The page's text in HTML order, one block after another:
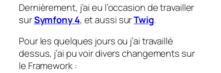
Dernièrement, j’ai eu l’occasion de travailler
surSymfony 4, et aussi surTwig.
Pour les quelques jours ou j’ai travaillé
dessus, j’ai pu voir divers changements sur
le Framework :